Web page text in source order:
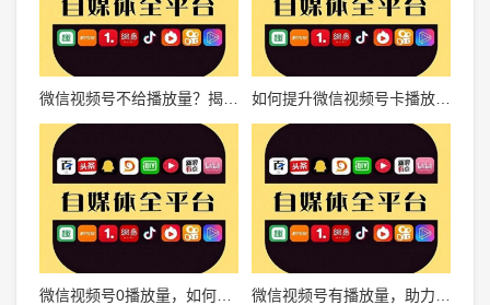
微信视频号不给播放量？揭秘背后的原因和应对策略 如何提升微信视频号卡播放量？让你的视频更具吸引力！
微信视频号0播放量，如何有效提升流量？